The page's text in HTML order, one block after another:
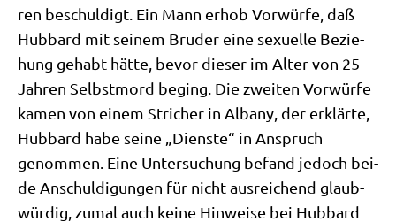
ren beschul­digt. Ein Mann erhob Vor­wür­fe, daß
Hub­bard mit sei­nem Bru­der eine sexu­el­le Bezie­
hung gehabt hät­te, bevor die­ser im Alter von 25
Jah­ren Selbst­mord beging. Die zwei­ten Vor­wür­fe
kamen von einem Stri­cher in Alba­ny, der erklär­te,
Hub­bard habe sei­ne „Dien­ste“ in Anspruch
genom­men. Eine Unter­su­chung befand jedoch bei­
de Anschul­di­gun­gen für nicht aus­rei­chend glaub­
wür­dig, zumal auch kei­ne Hin­wei­se bei Hub­bard